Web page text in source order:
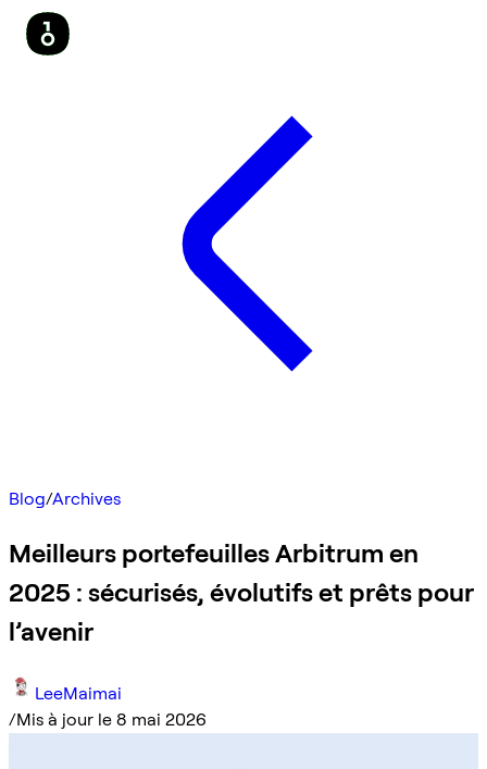
Blog/Archives
Meilleurs portefeuilles Arbitrum en
2025 : sécurisés, évolutifs et prêts pour
l’avenir
LeeMaimai
/Mis à jour le 8 mai 2026